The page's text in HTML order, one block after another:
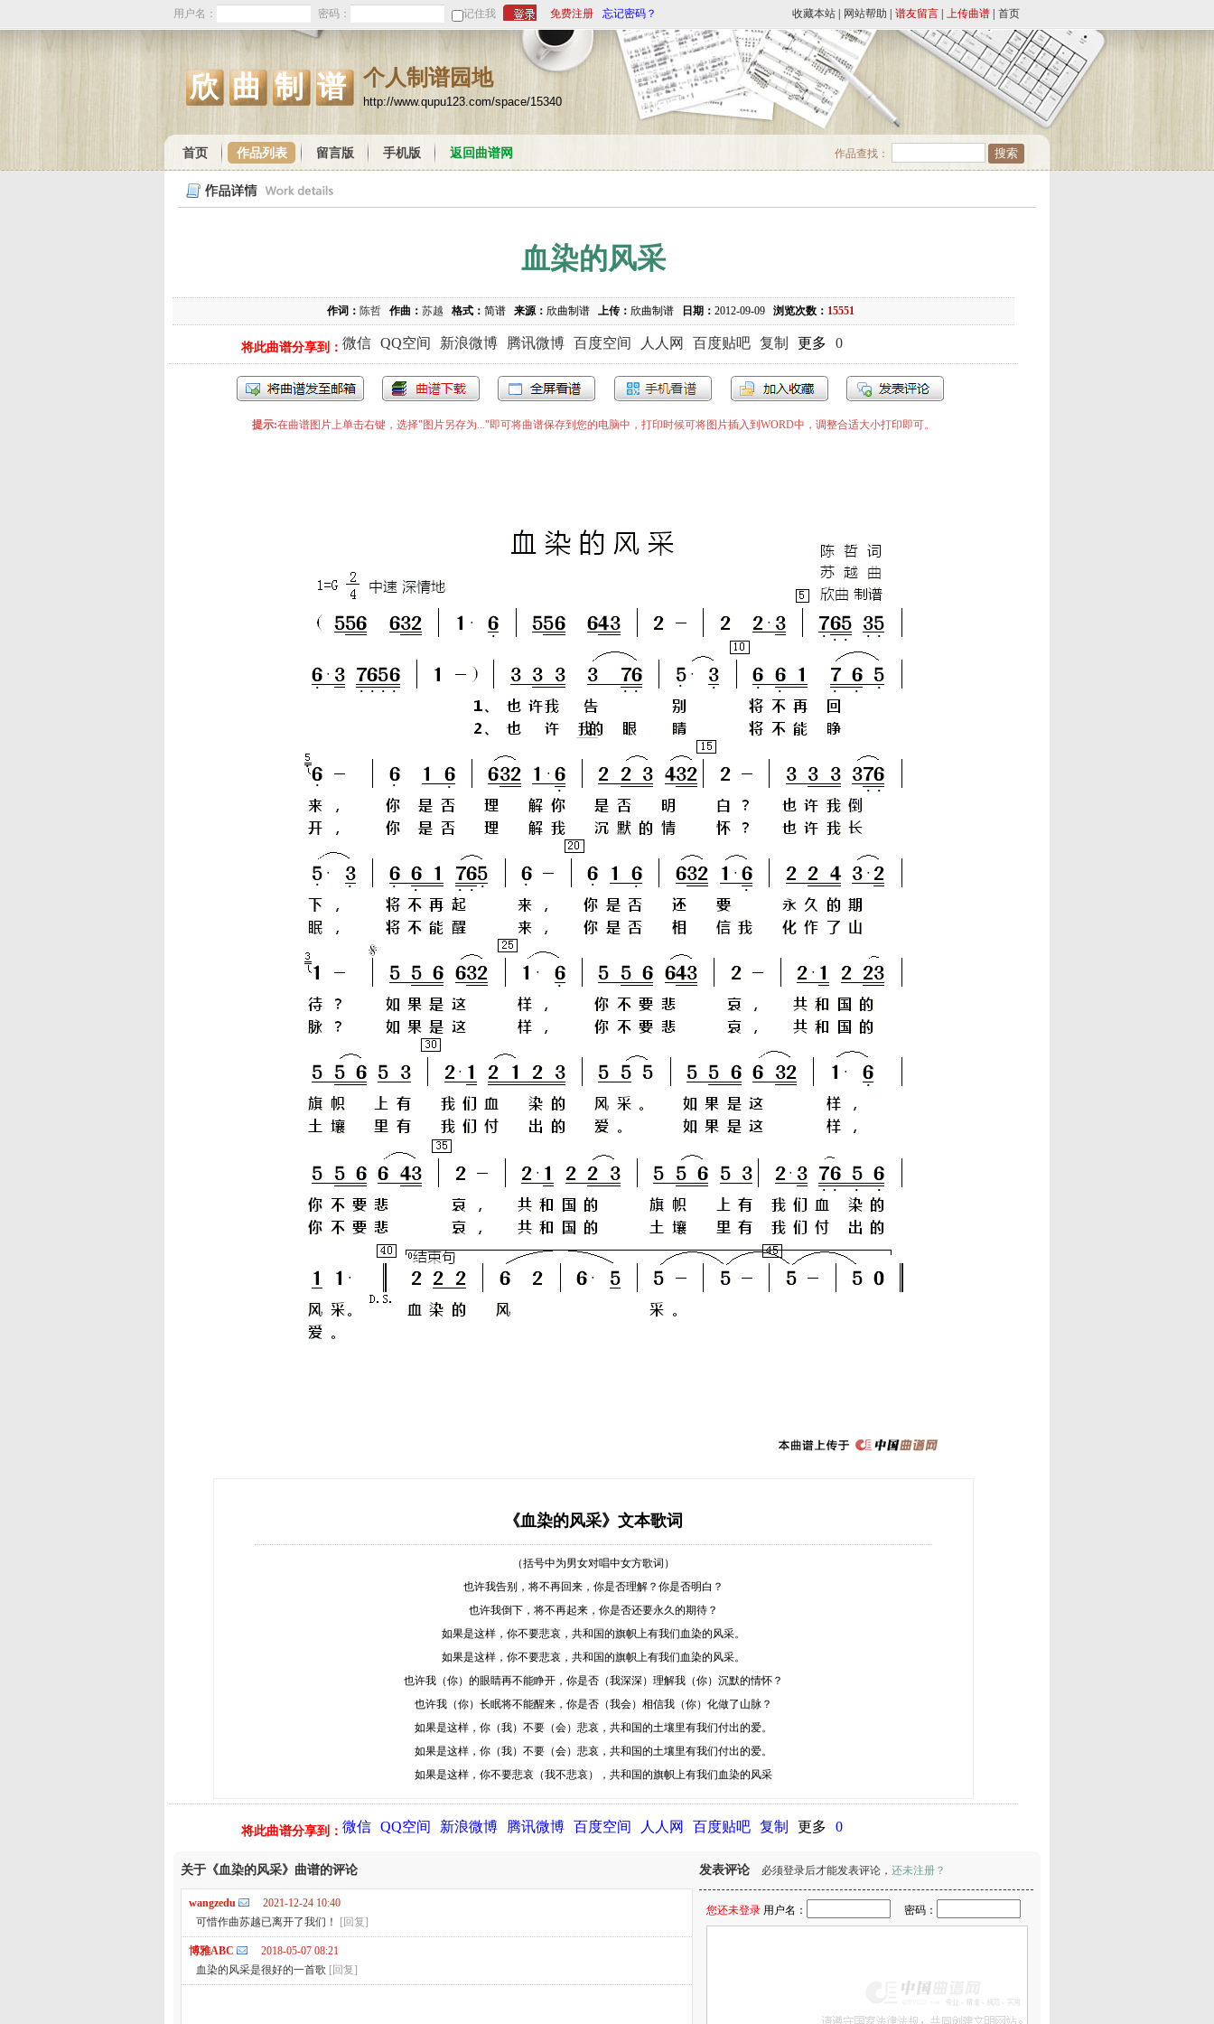
用户名： 密码： 记住我 免费注册 忘记密码？ 收藏本站 网站帮助 谱友留言 上传曲谱 首页
欣曲制谱 个人制谱园地
http://www.qupu123.com/space/15340
作品查找：
首页 作品列表 留言版 手机版 返回曲谱网
血染的风采
作词： 陈哲 作曲： 苏越 格式： 简谱 来源： 欣曲制谱 上传： 欣曲制谱 日期： 2012-09-09 浏览次数： 15551
将此曲谱分享到： 微信 QQ空间 新浪微博 腾讯微博 百度空间 人人网 百度贴吧 复制 更多 0
提示:在曲谱图片上单击右键，选择"图片另存为..."即可将曲谱保存到您的电脑中，打印时候可将图片插入到WORD中，调整合适大小打印即可。
《血染的风采》文本歌词
（括号中为男女对唱中女方歌词）
也许我告别，将不再回来，你是否理解？你是否明白？
也许我倒下，将不再起来，你是否还要永久的期待？
如果是这样，你不要悲哀，共和国的旗帜上有我们血染的风采。
如果是这样，你不要悲哀，共和国的旗帜上有我们血染的风采。
也许我（你）的眼睛再不能睁开，你是否（我深深）理解我（你）沉默的情怀？
也许我（你）长眠将不能醒来，你是否（我会）相信我（你）化做了山脉？
如果是这样，你（我）不要（会）悲哀，共和国的土壤里有我们付出的爱。
如果是这样，你（我）不要（会）悲哀，共和国的土壤里有我们付出的爱。
如果是这样，你不要悲哀（我不悲哀），共和国的旗帜上有我们血染的风采
将此曲谱分享到： 微信 QQ空间 新浪微博 腾讯微博 百度空间 人人网 百度贴吧 复制 更多 0
关于《血染的风采》曲谱的评论
wangzedu
2021-12-24 10:40
可惜作曲苏越已离开了我们！
[回复]
博雅ABC
2018-05-07 08:21
血染的风采是很好的一首歌 [回复]
发表评论 必须登录后才能发表评论， 还未注册？
您还未登录 用户名： 密码：